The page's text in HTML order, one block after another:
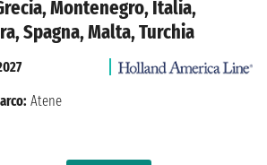
Montenegro, Italia,
Spagna, Malta, Turchia
Atene